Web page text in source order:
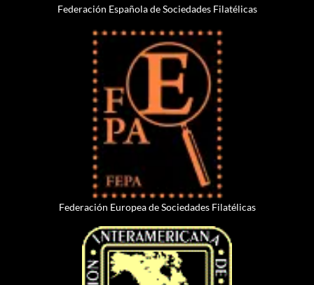
Federación Española de Sociedades Filatélicas
Federación Europea de Sociedades Filatélicas